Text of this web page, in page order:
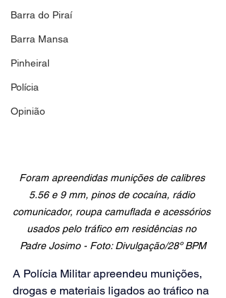
Barra do Piraí
Barra Mansa
Pinheiral
Polícia
Opinião
Foram apreendidas munições de calibres
5.56 e 9 mm, pinos de cocaína, rádio
comunicador, roupa camuflada e acessórios
usados pelo tráfico em residências no
Padre Josimo - Foto: Divulgação/28º BPM
A Polícia Militar apreendeu munições,
drogas e materiais ligados ao tráfico na